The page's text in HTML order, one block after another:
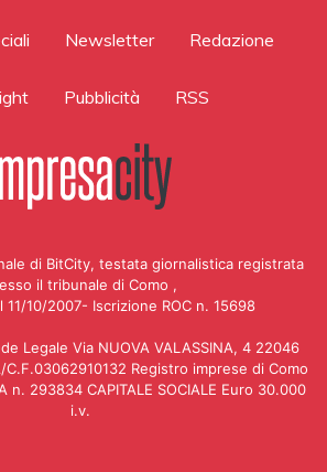
Newsletter Redazione
Pubblicità RSS
di BitCity, testata giornalistica registrata
il tribunale di Como ,
11/10/2007- Iscrizione ROC n. 15698
Legale Via NUOVA VALASSINA, 4 22046
C.F.03062910132 Registro imprese di Como
n. 293834 CAPITALE SOCIALE Euro 30.000
i.v.